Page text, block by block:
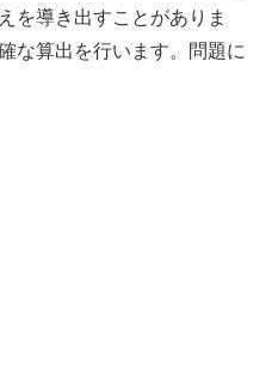
を導き出すことがありま
な算出を行います。問題に